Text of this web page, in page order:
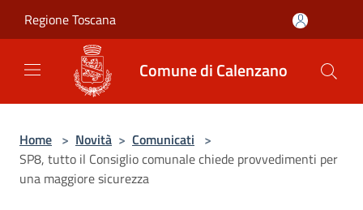
Regione Toscana
Comune di Calenzano
Home > Novità > Comunicati >
SP8, tutto il Consiglio comunale chiede provvedimenti per
una maggiore sicurezza